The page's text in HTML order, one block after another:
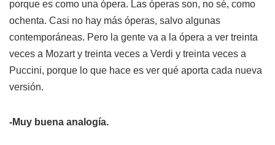
porque es como una ópera. Las óperas son, no sé, como
ochenta. Casi no hay más óperas, salvo algunas
contemporáneas. Pero la gente va a la ópera a ver treinta
veces a Mozart y treinta veces a Verdi y treinta veces a
Puccini, porque lo que hace es ver qué aporta cada nueva
versión.
-Muy buena analogía.